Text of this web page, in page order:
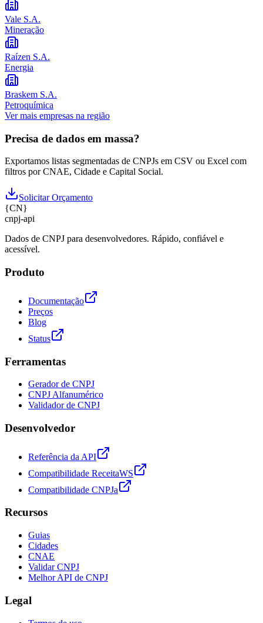
Vale S.A.
Mineração
Raízen S.A.
Energia
Braskem S.A.
Petroquímica
Ver mais empresas na região
Precisa de dados em massa?
Exportamos listas segmentadas de CNPJs em CSV ou Excel com
filtros por CNAE, Cidade e Capital Social.
Solicitar Orçamento
{CN}
cnpj-api
Dados de CNPJ para desenvolvedores. Rápido, confiável e
acessível.
Produto
Documentação
Preços
Blog
Status
Ferramentas
Gerador de CNPJ
CNPJ Alfanumérico
Validador de CNPJ
Desenvolvedor
Referência da API
Compatibilidade ReceitaWS
Compatibilidade CNPJa
Recursos
Guias
Cidades
CNAE
Validar CNPJ
Melhor API de CNPJ
Legal